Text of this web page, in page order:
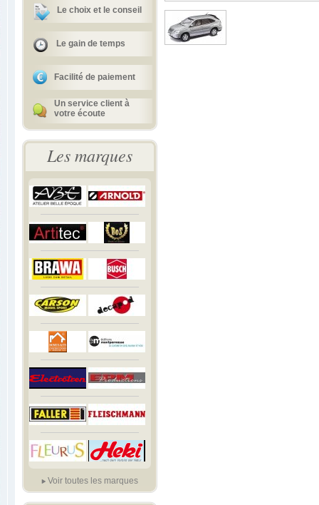
Le choix et le conseil
Le gain de temps
Facilité de paiement
Un service client à
votre écoute
Les marques
Voir toutes les marques